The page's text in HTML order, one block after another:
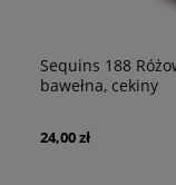
Sequins 188
bawełna, cekiny
24,00 zł